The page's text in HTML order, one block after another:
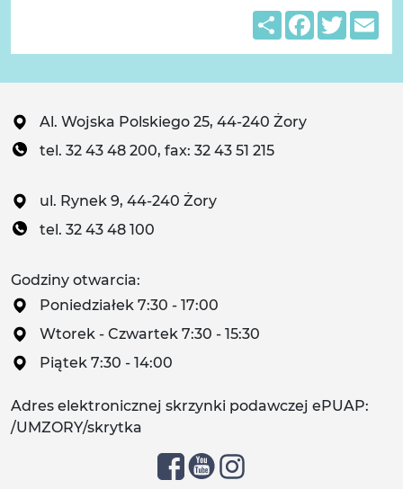
ShareFacebook
Twitter
Al. Wojska Polskiego 25, 44-240 Żory
tel. 32 43 48 200, fax: 32 43 51 215
ul. Rynek 9, 44-240 Żory
tel. 32 43 48 100
Godziny otwarcia:
Poniedziałek 7:30 - 17:00
Wtorek - Czwartek 7:30 - 15:30
Piątek 7:30 - 14:00
Adres elektronicznej skrzynki podawczej ePUAP:
/UMZORY/skrytka